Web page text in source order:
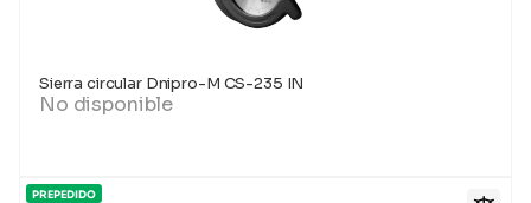
Sierra circular Dnipro-M CS-235 IN
No disponible
PREPEDIDO